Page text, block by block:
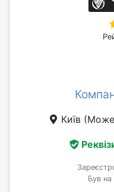
Київ (Може
Був на